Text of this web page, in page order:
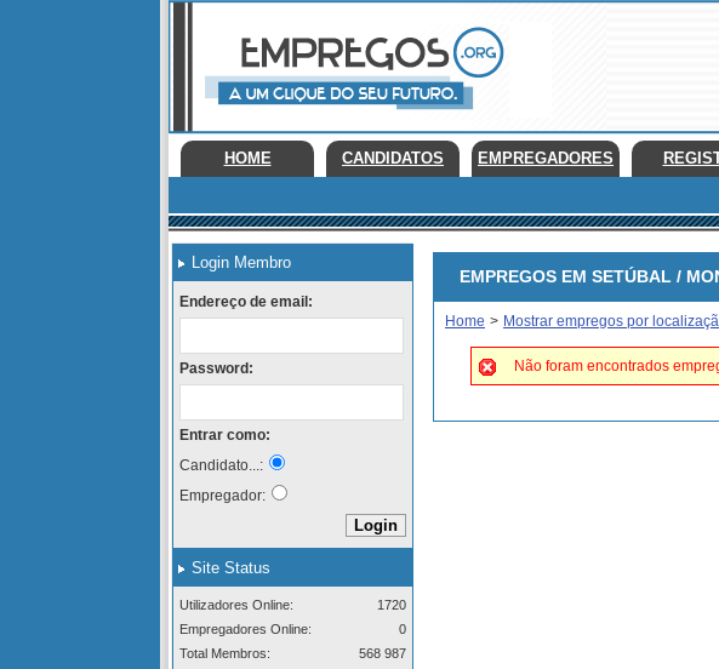
HOME CANDIDATOS EMPREGADORES
Login Membro
Endereço de email:
Password:
Entrar como:
Candidato...:
Empregador:
Site Status
Utilizadores Online:
1720
Empregadores Online:
0
Total Membros:
568 987
EMPREGOS EM SETÚBAL /
Home > Mostrar empregos por
Não foram encontrados